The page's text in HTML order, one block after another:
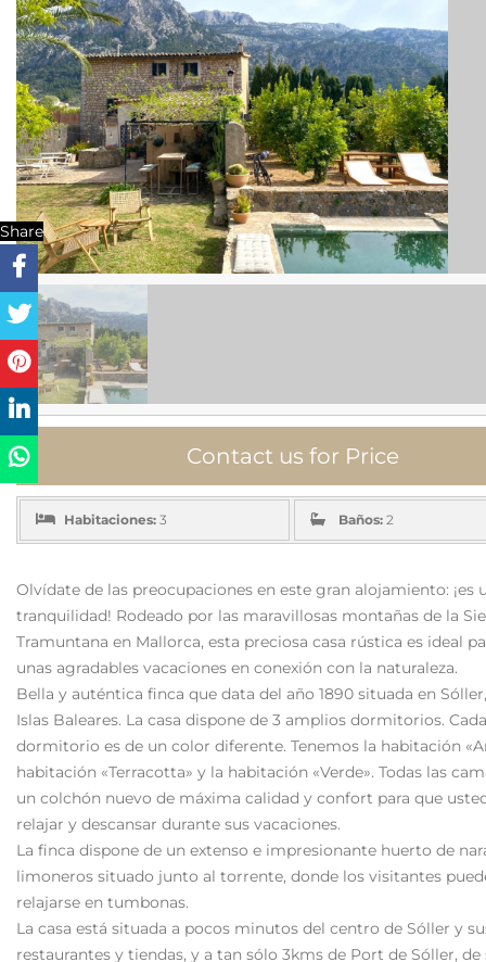
Contact us for Price
Habitaciones: 3 Baños:2
Olvídate de las preocupaciones en este gran alojamiento: ¡es
tranquilidad! Rodeado por las maravillosas montañas de la
Tramuntana en Mallorca, esta preciosa casa rústica es ideal
unas agradables vacaciones en conexión con la naturaleza.
Bella y auténtica finca que data del año 1890 situada en
Islas Baleares. La casa dispone de 3 amplios dormitorios. Cada
dormitorio es de un color diferente. Tenemos la habitación
habitación «Terracotta» y la habitación «Verde». Todas las
un colchón nuevo de máxima calidad y confort para que
relajar y descansar durante sus vacaciones.
La finca dispone de un extenso e impresionante huerto de
limoneros situado junto al torrente, donde los visitantes
relajarse en tumbonas.
La casa está situada a pocos minutos del centro de Sóller y
restaurantes y tiendas, y a tan sólo 3kms de Port de Sóller, de
Share